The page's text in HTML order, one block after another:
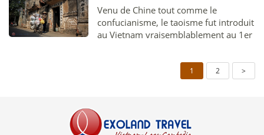
Venu de Chine tout comme le
confucianisme, le taoisme fut introduit
au Vietnam vraisemblablement au 1er
pas l'oeuvre d'un seul homme...
1 2 >